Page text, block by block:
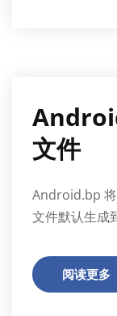
文件
Android.bp
文件默认生
阅读更多